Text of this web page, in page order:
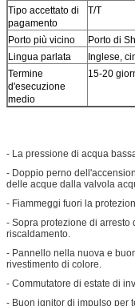
Tipo accettato di
pagamento
T/T
Porto più vicino
Porto di
Lingua parlata
Inglese,
Termine
d'esecuzione
medio
15-20
- La pressione di acqua
- Doppio perno
delle acque dalla valvola
- Fiammeggi fuori la
- Sopra protezione di arresto
riscaldamento.
- Pannello nella nuova e
rivestimento di colore.
- Commutatore di estate di
- Buon ignitor di impulso per